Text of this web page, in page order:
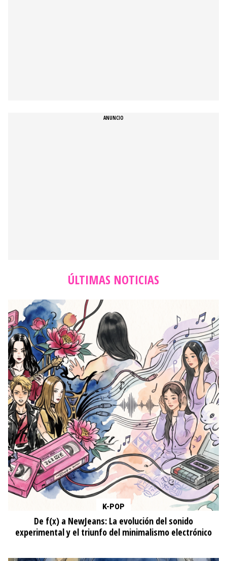
ÚLTIMAS NOTICIAS
K-POP
De f(x) a NewJeans: La evolución del sonido
experimental y el triunfo del minimalismo electrónico